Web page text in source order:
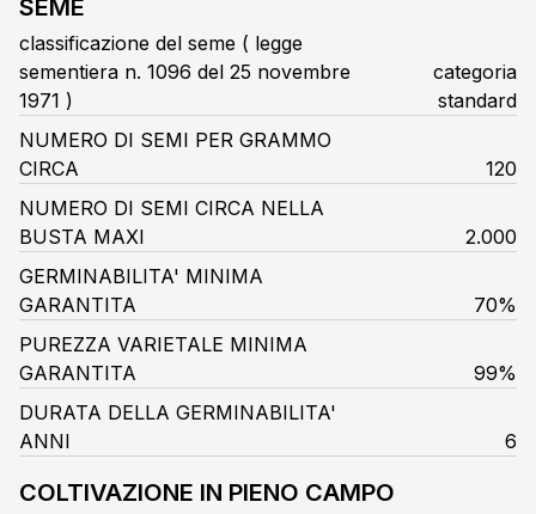
SEME
classificazione del seme ( legge
sementiera n. 1096 del 25 novembre
1971 )
categoria
standard
NUMERO DI SEMI PER GRAMMO
CIRCA
120
NUMERO DI SEMI CIRCA NELLA
BUSTA MAXI
2.000
GERMINABILITA' MINIMA
GARANTITA
70%
PUREZZA VARIETALE MINIMA
GARANTITA
99%
DURATA DELLA GERMINABILITA'
ANNI
6
COLTIVAZIONE IN PIENO CAMPO